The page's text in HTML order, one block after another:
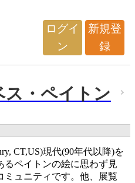
ログイ
ン
新規登
録
ス・ペイトン
CT,US)現代(90年代以降)を
るペイトンの絵に思わず見
ュニティです。他、展覧